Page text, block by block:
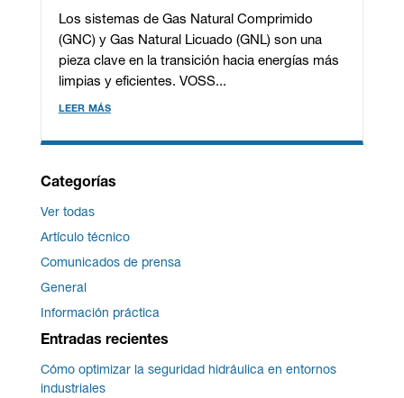
Los sistemas de Gas Natural Comprimido
(GNC) y Gas Natural Licuado (GNL) son una
pieza clave en la transición hacia energías más
limpias y eficientes. VOSS...
leer más
Categorías
Ver todas
Artículo técnico
Comunicados de prensa
General
Información práctica
Entradas recientes
Cómo optimizar la seguridad hidráulica en entornos
industriales